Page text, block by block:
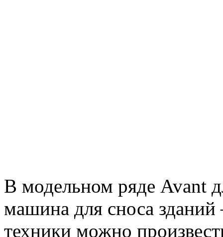
В модельном ряде Avant
машина для сноса
техники можно